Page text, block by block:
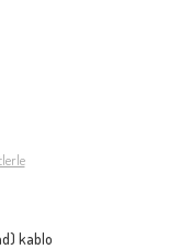
kablo